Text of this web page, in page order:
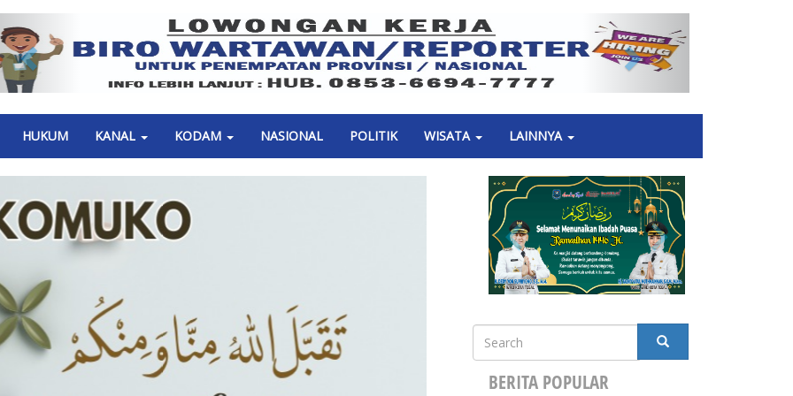
Previous Next
HUKUM KANAL KODAM NASIONAL POLITIK WISATA LAINNYA
Search
SEARCH
BERITA POPULAR